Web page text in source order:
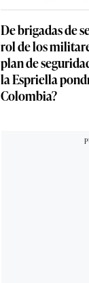
De brigadas de
rol de los
plan de
la Espriella
Colombia?